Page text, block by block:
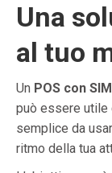
Una
al tuo
Un POS con
può essere utile
semplice da
ritmo della tua